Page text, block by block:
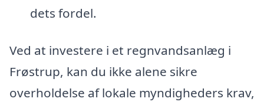
dets fordel.
Ved at investere i et regnvandsanlæg i
Frøstrup, kan du ikke alene sikre
overholdelse af lokale myndigheders krav,